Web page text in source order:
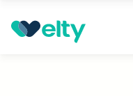
Prenota visita